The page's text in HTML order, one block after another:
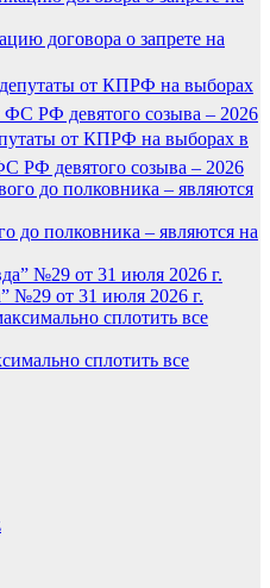
договора о запрете на
от КПРФ на выборах в
РФ девятого созыва – 2026
до полковника – являются на
№29 от 31 июля 2026 г.
сплотить все